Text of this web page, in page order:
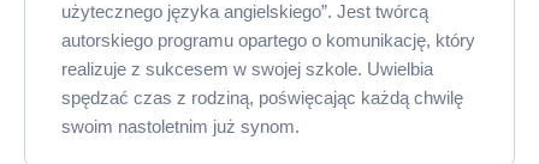
użytecznego języka angielskiego”. Jest twórcą
autorskiego programu opartego o komunikację, który
realizuje z sukcesem w swojej szkole. Uwielbia
spędzać czas z rodziną, poświęcając każdą chwilę
swoim nastoletnim już synom.